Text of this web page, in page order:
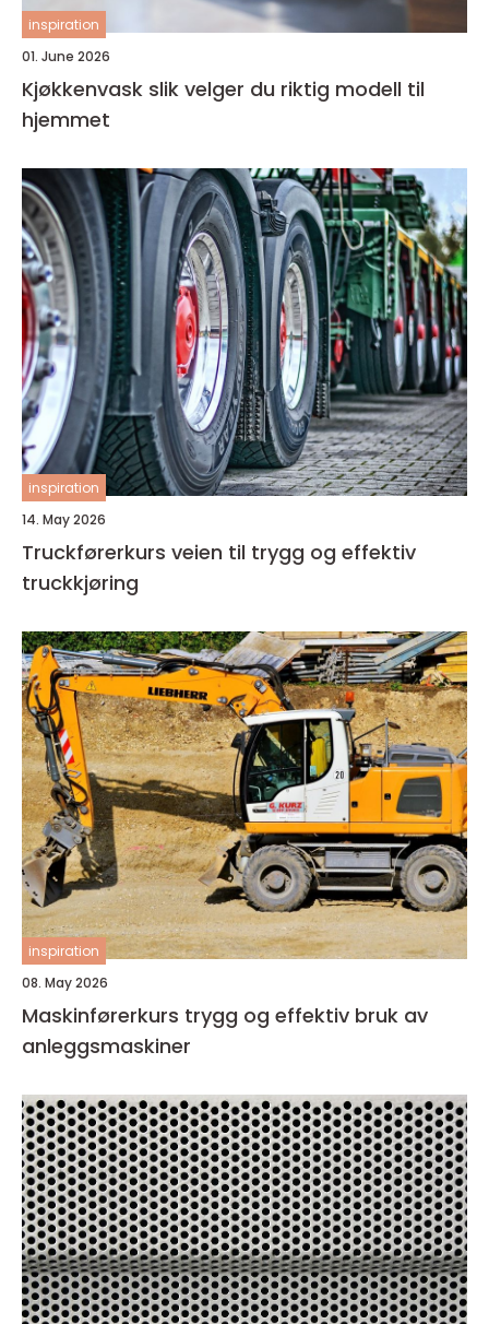
inspiration
01. June 2026
Kjøkkenvask slik velger du riktig modell til
hjemmet
inspiration
14. May 2026
Truckførerkurs veien til trygg og effektiv
truckkjøring
inspiration
08. May 2026
Maskinførerkurs trygg og effektiv bruk av
anleggsmaskiner